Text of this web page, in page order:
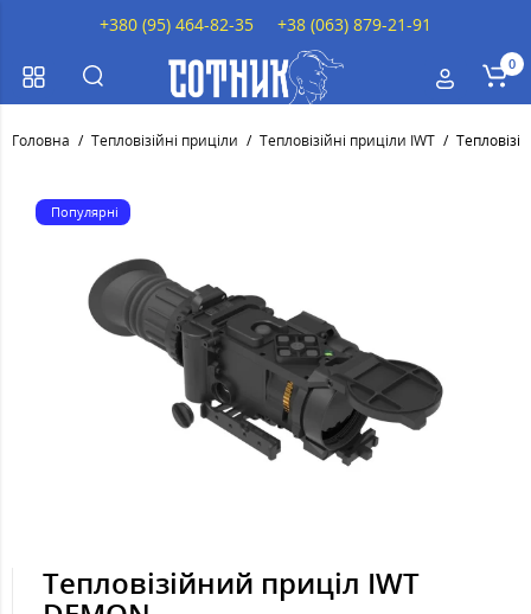
0
Головна Тепловізійні приціли Тепловізійні приціли IWT
Популярні
Тепловізійний приціл IWT
+380 (95) 464-82-35 +38 (063) 879-21-91